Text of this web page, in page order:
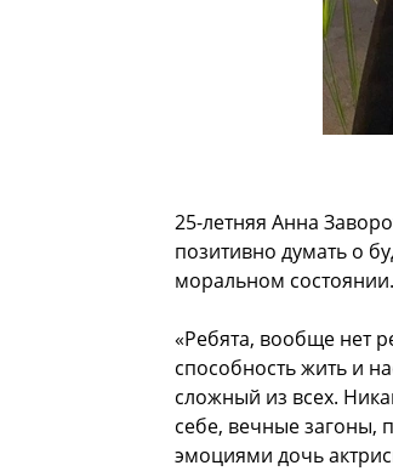
25-летняя Анна
позитивно думать о
моральном состоянии.
«Ребята, вообще нет
способность жить и
сложный из всех.
себе, вечные загоны,
эмоциями дочь